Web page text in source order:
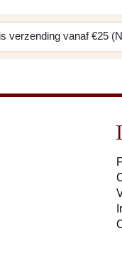
verzending vanaf €25